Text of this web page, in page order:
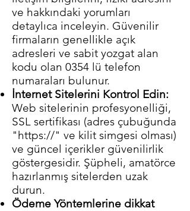
ve hakkındaki yorumları
detaylıca inceleyin. Güvenilir
firmaların genellikle açık
adresleri ve sabit yozgat alan
kodu olan 0354 lü telefon
numaraları bulunur.
İnternet Sitelerini Kontrol Edin:
Web sitelerinin profesyonelliği,
SSL sertifikası (adres çubuğunda
"https://" ve kilit simgesi olması)
ve güncel içerikler güvenilirlik
göstergesidir. Şüpheli, amatörce
hazırlanmış sitelerden uzak
durun.
Ödeme Yöntemlerine dikkat